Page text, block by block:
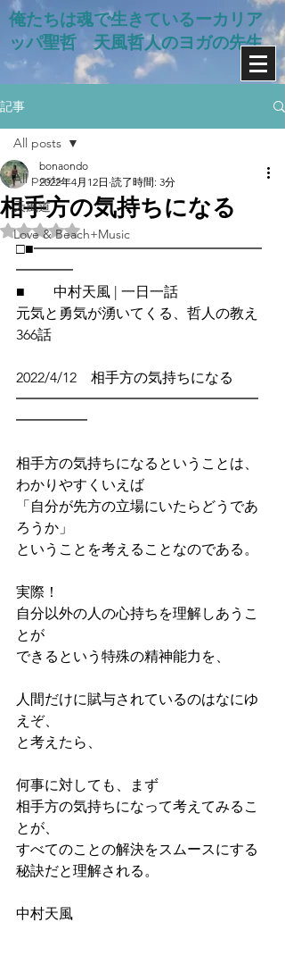
俺たちは魂で生きているー​カリア
ッパ聖哲 天風哲人のヨガの先生
記事
All posts
天風道
Love & Beach+Music
All posts
相手方の気持ちになる
bonaondo
2022年4月12日 読了時間: 3分
5つ星のうちNaNと評価されています。
□■━━━━━━━━━━━━━━━━
━━━━
■　　中村天風 | 一日一話
元気と勇気が湧いてくる、哲人の教え
366話
2022/4/12　相手方の気持ちになる
━━━━━━━━━━━━━━━━━
━━━━━
相手方の気持ちになるということは、
わかりやすくいえば
「自分が先方の立場にいたらどうであ
ろうか」
ということを考えることなのである。
実際！
自分以外の人の心持ちを理解しあうこ
とが
できるという特殊の精神能力を、
人間だけに賦与されているのはなにゆ
えぞ、
と考えたら、
何事に対しても、まず
相手方の気持ちになって考えてみるこ
とが、
すべてのことの解決をスムースにする
秘訣だと理解される。
中村天風